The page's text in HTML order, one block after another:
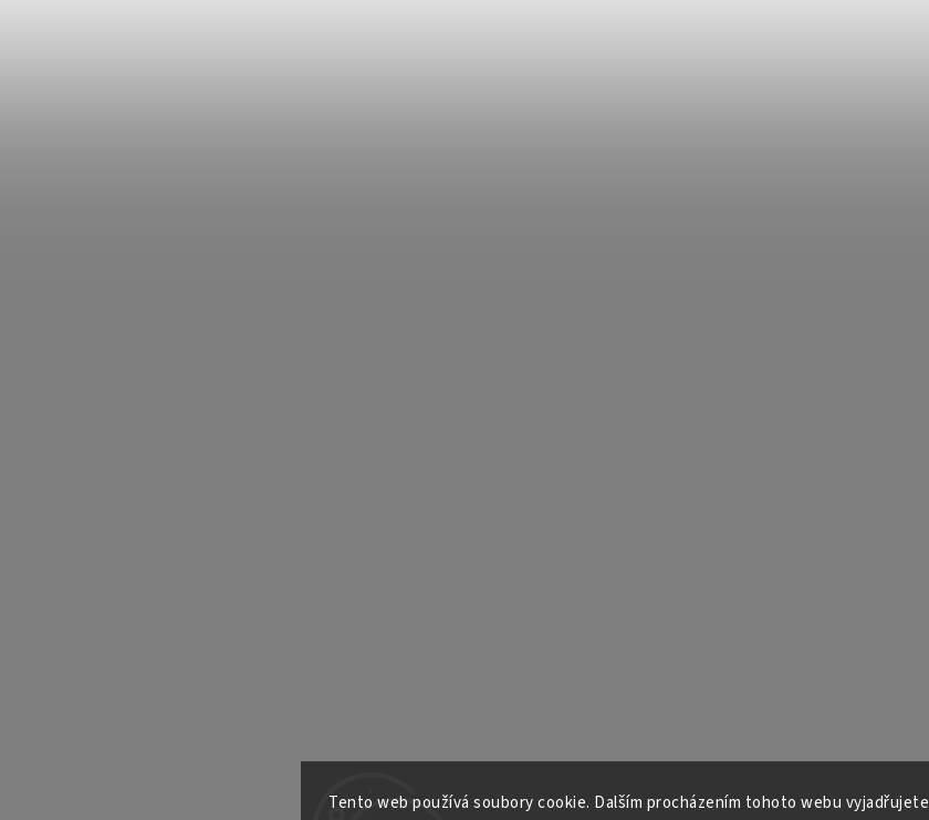
Tento web používá soubory cookie. Dalším procházením tohoto webu vyjadřujete